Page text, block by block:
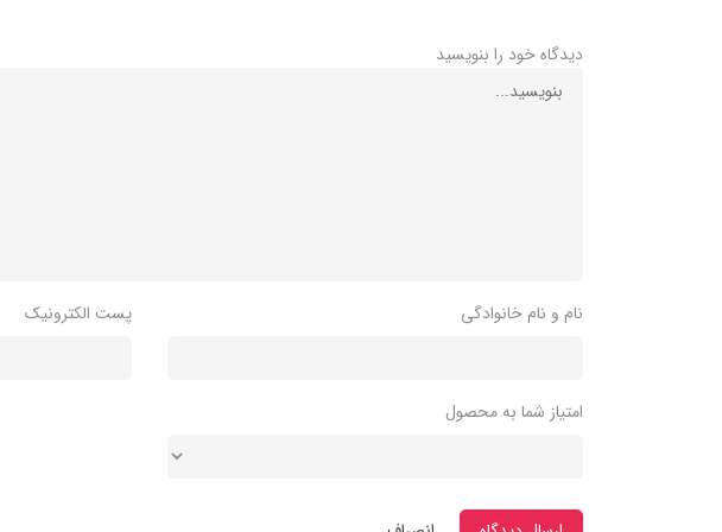
دیدگاه خود را بنویسید
نام و نام خانوادگی پست الکترونیک
امتیاز شما به محصول